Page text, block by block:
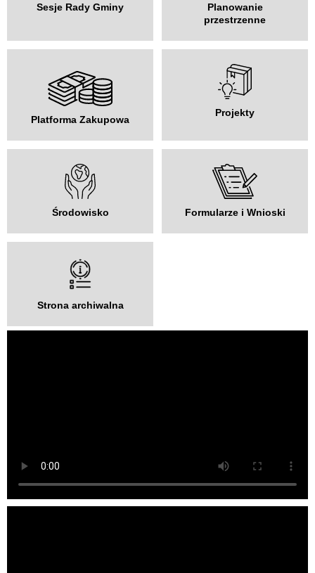
Sesje Rady Gminy
Planowanie
przestrzenne
Platforma Zakupowa
Projekty
Środowisko Formularze i Wnioski
Strona archiwalna